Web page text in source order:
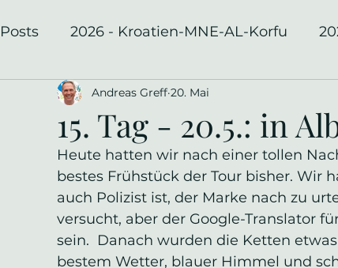
2026 - Kroatien-MNE-AL-Korfu
2023 - Radtour nach Afrika
15. Tag - 20.5.: in
Andreas Greff 20. Mai
Heute hatten wir nach einer tollen
bestes Frühstück der Tour bisher. Wir
auch Polizist ist, der Marke nach zu
versucht, aber der Google-Translator
sein.  Danach wurden die Ketten
bestem Wetter, blauer Himmel und